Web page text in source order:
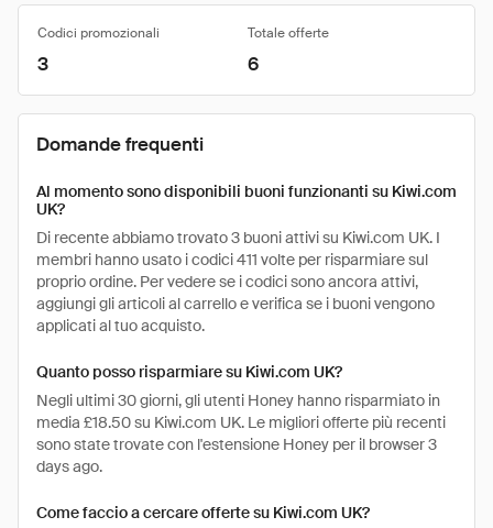
Codici promozionali Totale offerte
3 6
Domande frequenti
Al momento sono disponibili buoni funzionanti su Kiwi.com
UK?
Di recente abbiamo trovato 3 buoni attivi su Kiwi.com UK. I
membri hanno usato i codici 411 volte per risparmiare sul
proprio ordine. Per vedere se i codici sono ancora attivi,
aggiungi gli articoli al carrello e verifica se i buoni vengono
applicati al tuo acquisto.
Quanto posso risparmiare su Kiwi.com UK?
Negli ultimi 30 giorni, gli utenti Honey hanno risparmiato in
media £18.50 su Kiwi.com UK. Le migliori offerte più recenti
sono state trovate con l'estensione Honey per il browser 3
days ago.
Come faccio a cercare offerte su Kiwi.com UK?